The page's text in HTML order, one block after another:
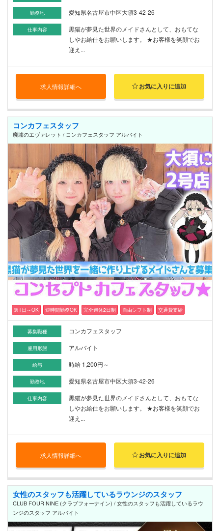
勤務地 愛知県名古屋市中区大須3-42-26
仕事内容
黒猫が夢見た世界のメイドさんとして、おもてな
しやお給仕をお願いします。 ★お客様を笑顔でお
迎え...
求人情報詳細へ お気に入りに追加
コンカフェスタッフ
廃墟のエヴァレット / コンカフェスタッフ アルバイト
週1日～OK 短時間勤務OK 完全週休2日制 自由シフト制 交通費支給
募集職種 コンカフェスタッフ
雇用形態 アルバイト
給与 時給 1,200円～
勤務地 愛知県名古屋市中区大須3-42-26
仕事内容
黒猫が夢見た世界のメイドさんとして、おもてな
しやお給仕をお願いします。 ★お客様を笑顔でお
迎え...
求人情報詳細へ お気に入りに追加
女性のスタッフも活躍しているラウンジのスタッフ
CLUB FOUR NINE (クラブフォーナイン) / 女性のスタッフも活躍しているラウ
ンジのスタッフ アルバイト